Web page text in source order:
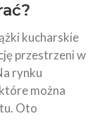
kucharskie
przestrzeni w
rynku
można
Oto